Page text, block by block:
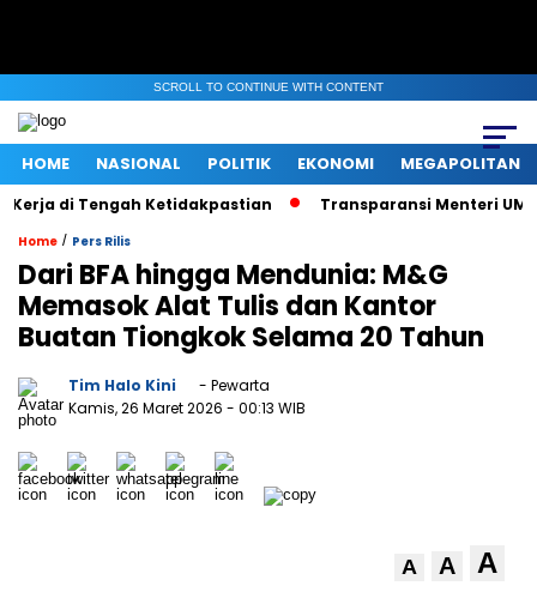
SCROLL TO CONTINUE WITH CONTENT
HOME NASIONAL POLITIK EKONOMI MEGAPOLITAN
di Tengah Ketidakpastian Transparansi Menteri UMKM
Home / Pers Rilis
Dari BFA hingga Mendunia: M&G
Memasok Alat Tulis dan Kantor
Buatan Tiongkok Selama 20 Tahun
Tim Halo Kini
- Pewarta
Kamis, 26 Maret 2026 - 00:13 WIB
A A A